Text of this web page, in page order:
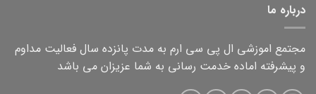
درباره ما
مجتمع اموزشی ال پی سی ارم به مدت پانزده سال فعالیت مداوم
و پیشرفته اماده خدمت رسانی به شما عزیزان می باشد